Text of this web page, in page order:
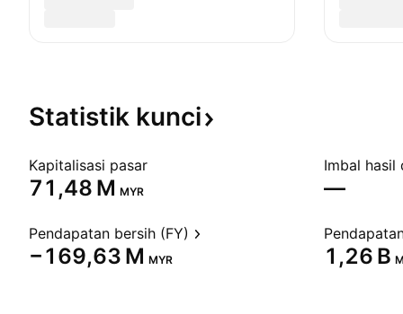
Statistik kunci
Kapitalisasi pasar
‪71,48 M‬ MYR
Imbal
—
Pendapatan bersih (FY)
‪−169,63 M‬ MYR ‪1,26 B‬